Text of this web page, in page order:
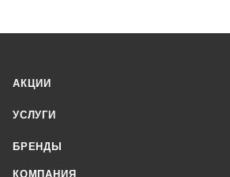
АКЦИИ
УСЛУГИ
БРЕНДЫ
КОМПАНИЯ